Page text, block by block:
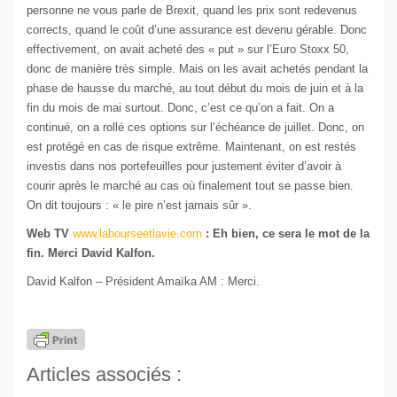
personne ne vous parle de Brexit, quand les prix sont redevenus
corrects, quand le coût d’une assurance est devenu gérable. Donc
effectivement, on avait acheté des « put » sur l’Euro Stoxx 50,
donc de manière très simple. Mais on les avait achetés pendant la
phase de hausse du marché, au tout début du mois de juin et à la
fin du mois de mai surtout. Donc, c’est ce qu’on a fait. On a
continué, on a rollé ces options sur l’échéance de juillet. Donc, on
est protégé en cas de risque extrême. Maintenant, on est restés
investis dans nos portefeuilles pour justement éviter d’avoir à
courir après le marché au cas où finalement tout se passe bien.
On dit toujours : « le pire n’est jamais sûr ».
Web TV www.labourseetlavie.com : Eh bien, ce sera le mot de la
fin. Merci David Kalfon.
David Kalfon – Président Amaïka AM : Merci.
Articles associés :